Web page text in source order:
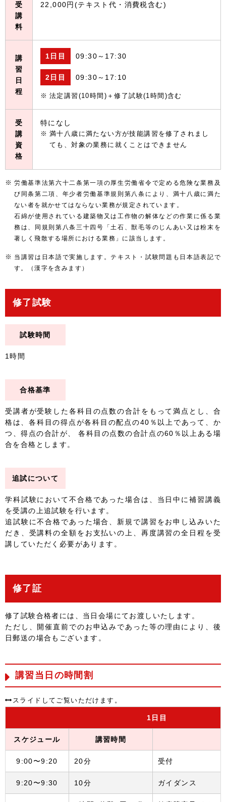
受
講
料
22,000円(テキスト代・消費税含む)
講
習
日
程
1日目 09:30～17:30
2日目 09:30～17:10
法定講習(10時間)＋修了試験(1時間)含む
受
講
資
格
特になし
満十八歳に満たない方が技能講習を修了されまし
ても、対象の業務に就くことはできません
労働基準法第六十二条第一項の厚生労働省令で定める危険な業務及
び同条第二項、年少者労働基準規則第八条により、満十八歳に満た
ない者を就かせてはならない業務が規定されています。
石綿が使用されている建築物又は工作物の解体などの作業に係る業
務は、同規則第八条三十四号「土石、獣毛等のじんあい又は粉末を
著しく飛散する場所における業務」に該当します。
当講習は日本語で実施します。テキスト・試験問題も日本語表記で
す。（漢字を含みます）
修了試験
試験時間
1時間
合格基準
受講者が受験した各科目の点数の合計をもって満点とし、合
格は、各科目の得点が各科目の配点の40％以上であって、か
つ、得点の合計が、 各科目の点数の合計点の60％以上ある場
合を合格とします。
追試について
学科試験において不合格であった場合は、当日中に補習講義
を受講の上追試験を行います。
追試験に不合格であった場合、新規で講習をお申し込みいた
だき、受講料の全額をお支払いの上、再度講習の全日程を受
講していただく必要があります。
修了証
修了試験合格者には、当日会場にてお渡しいたします。
ただし、開催直前でのお申込みであった等の理由により、後
日郵送の場合もございます。
講習当日の時間割
1 日目
スケジュール 講習時間
9:00〜9:20 20分 受付
9:20〜9:30 10分 ガイダンス